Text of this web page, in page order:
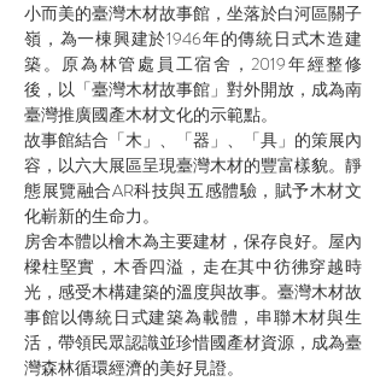
小而美的臺灣木材故事館，坐落於白河區關子
嶺，為一棟興建於1946年的傳統日式木造建
築。原為林管處員工宿舍，2019年經整修
後，以「臺灣木材故事館」對外開放，成為南
臺灣推廣國產木材文化的示範點。
故事館結合「木」、「器」、「具」的策展內
容，以六大展區呈現臺灣木材的豐富樣貌。靜
態展覽融合AR科技與五感體驗，賦予木材文
化嶄新的生命力。
房舍本體以檜木為主要建材，保存良好。屋內
樑柱堅實，木香四溢，走在其中彷彿穿越時
光，感受木構建築的溫度與故事。臺灣木材故
事館以傳統日式建築為載體，串聯木材與生
活，帶領民眾認識並珍惜國產材資源，成為臺
灣森林循環經濟的美好見證。